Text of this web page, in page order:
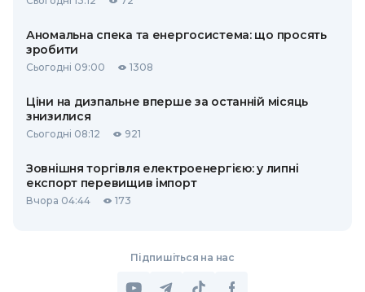
Аномальна спека та енергосистема: що просять
зробити
Сьогодні 09:00 1308
Ціни на дизпальне вперше за останній місяць
знизилися
Сьогодні 08:12 921
Зовнішня торгівля електроенергією: у липні
експорт перевищив імпорт
Вчора 04:44 173
Підпишіться на нас